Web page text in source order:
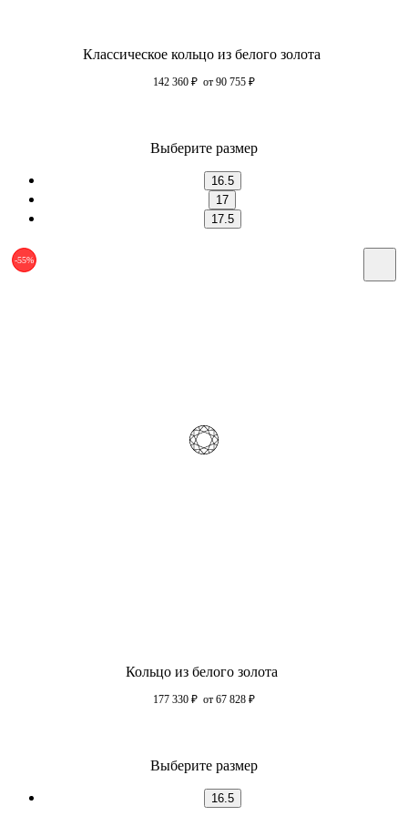
Классическое кольцо из белого золота
142 360 ₽ от 90 755 ₽
Выберите размер
16.5
17
17.5
-55%
Кольцо из белого золота
177 330 ₽ от 67 828 ₽
Выберите размер
16.5